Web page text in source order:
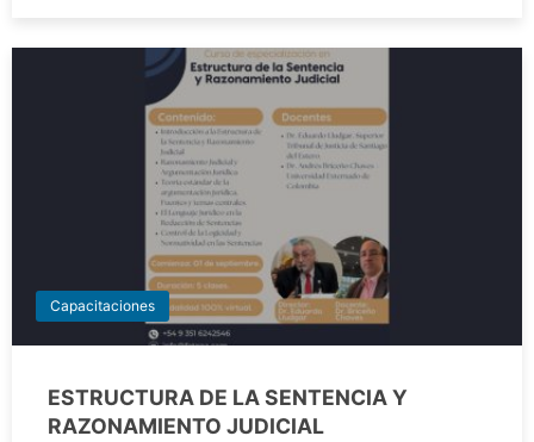
Capacitaciones
ESTRUCTURA DE LA SENTENCIA Y
RAZONAMIENTO JUDICIAL